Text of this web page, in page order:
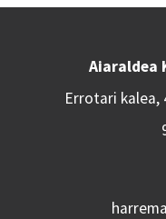
Aiaraldea
Errotari kalea,